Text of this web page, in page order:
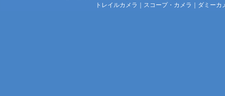
トレイルカメラ
スコープ・カメラ ダミーカ